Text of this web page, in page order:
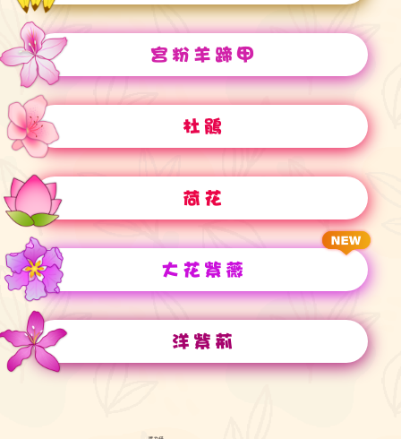
宮粉羊蹄甲
杜鵑
荷花
大花紫薇
洋紫荊